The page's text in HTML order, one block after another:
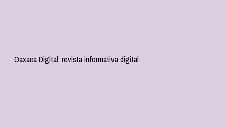
Oaxaca Digital, revista informativa digital